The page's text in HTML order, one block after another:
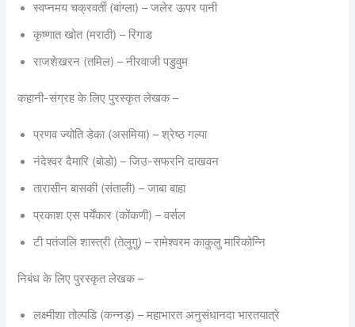
स्वप्नमय चक्रवर्ती (बांग्ला) – जलेर ऊपर पानी
कृष्णात खोत (मराठी) – रिंगाड
राजशेखरन (तमिल) – नीरवाजी पडुवुम
कहानी-संग्रह के लिए पुरस्कृत लेखक –
प्रणव ज्योति डेका (असमिया) – श्रेष्ठ गल्पा
नंदेश्वर दैमारि (बोडो) – जिउ-सफरनि दाखवन
तारासीन बासकी (संताली) – जाबा बाहा
प्रकाश एस पर्येंकार (कोंकणी) – वर्सल
टी पतंजलि शास्त्री (तेलुगु) – रामेश्वरम काकुलु मारिकोन्नि
निबंध के लिए पुरस्कृत लेखक –
लक्ष्मीशा तोल्पडि (कन्नड़) – महाभारत अनुसंधानदा भारतयात्रे